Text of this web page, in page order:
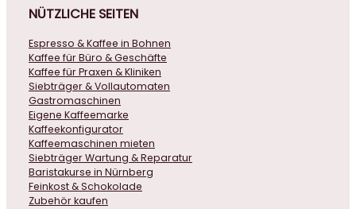
NÜTZLICHE SEITEN
Espresso & Kaffee in Bohnen
Kaffee für Büro & Geschäfte
Kaffee für Praxen & Kliniken
Siebträger & Vollautomaten
Gastromaschinen
Eigene Kaffeemarke
Kaffeekonfigurator
Kaffeemaschinen mieten
Siebträger Wartung & Reparatur
Baristakurse in Nürnberg
Feinkost & Schokolade
Zubehör kaufen